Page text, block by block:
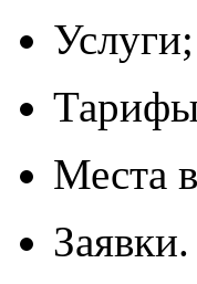
Услуги;
Места
Заявки.